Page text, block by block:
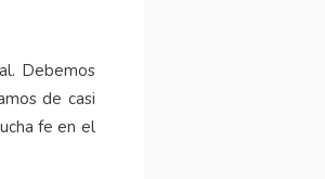
Debemos
de casi
fe en el